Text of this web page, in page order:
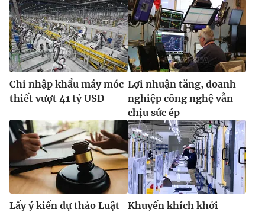
Chi nhập khẩu máy móc
thiết vượt 41 tỷ USD
Lợi nhuận tăng, doanh
nghiệp công nghệ vẫn
chịu sức ép
Lấy ý kiến dự thảo Luật
Khuyến khích khởi